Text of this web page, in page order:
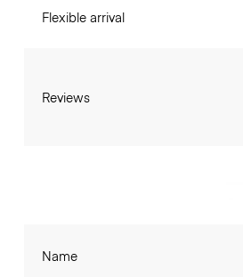
Flexible arrival
Reviews
Name